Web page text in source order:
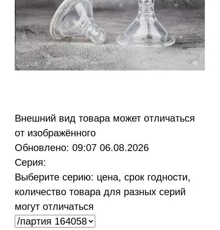
Bнешний вид товара может отличаться
от изображённого
Обновлено: 09:07 06.08.2026
Серия:
Выберите серию: цена, срок годности,
количество товара для разных серий
могут отличаться